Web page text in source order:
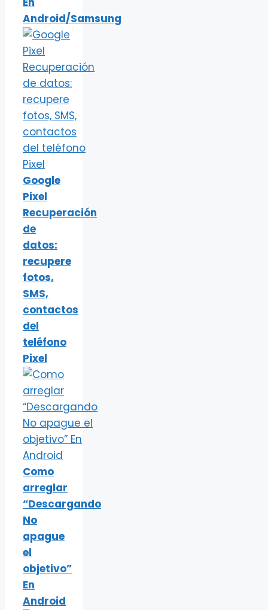
Android/Samsung
Google
Pixel
Recuperación
de
datos:
recupere
fotos,
SMS,
contactos
del
teléfono
Pixel
Como
arreglar
“Descargando
No
apague
el
objetivo”
En
Android